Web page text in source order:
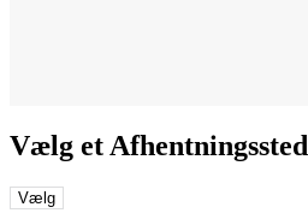
Vælg et Afhentningssted
Vælg